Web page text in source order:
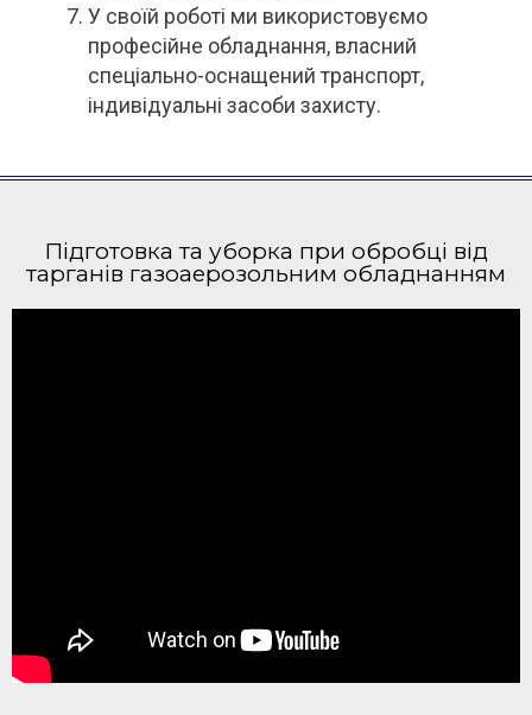
У своїй роботі ми використовуємо
професійне обладнання, власний
спеціально-оснащений транспорт,
індивідуальні засоби захисту.
Підготовка та уборка при обробці від
тарганів газоаерозольним обладнанням